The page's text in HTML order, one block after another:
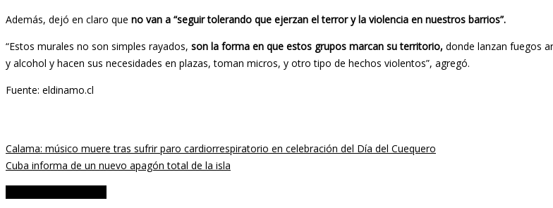
Además, dejó en claro que no van a “seguir tolerando que ejerzan el terror y la violencia en nuestros barrios”.
“Estos murales no son simples rayados, son la forma en que estos grupos marcan su territorio, donde lanzan fuegos
y alcohol y hacen sus necesidades en plazas, toman micros, y otro tipo de hechos violentos”, agregó.
Fuente: eldinamo.cl
Calama: músico muere tras sufrir paro cardiorrespiratorio en celebración del Día del Cuequero
Cuba informa de un nuevo apagón total de la isla